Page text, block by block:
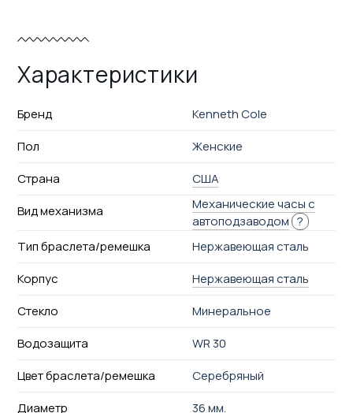
Характеристики
Бренд
Kenneth Cole
Пол
Женские
Страна
США
Вид механизма
Механические часы с
автоподзаводом ?
Тип браслета/ремешка
Нержавеющая сталь
Корпус
Нержавеющая сталь
Стекло
Минеральное
Водозащита
WR 30
Цвет браслета/ремешка
Серебряный
Диаметр
36 мм.